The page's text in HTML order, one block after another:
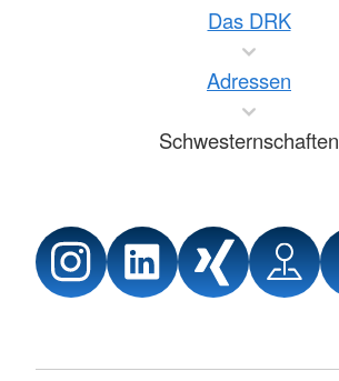
Das DRK
Adressen
Schwesternschaften